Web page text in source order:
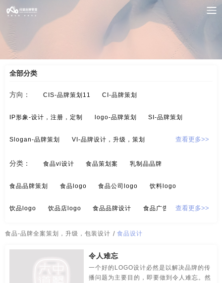
案例索引 /
全部分类
方向： CIS-品牌策划11 CI-品牌策划
IP形象-设计，注册，定制 logo-品牌策划 SI-品牌策划
Slogan-品牌策划 VI-品牌设计，升级，策划
酒/白酒/红酒-品牌策划 保健品-品牌策划
标示设计-酒店标示，商业标示，房地产标示 餐饮-品牌策划
茶-品牌定位，品牌升级，包装设计 超市-品牌策划
房地产-品牌设计 地铁-品牌策划
店铺-LOGO设计，品牌定位 定位-品牌策划 动漫-品牌策划
查看更多>>
分类： 食品vi设计 食品策划案 乳制品品牌
食品品牌策划 食品logo 食品公司logo 饮料logo
饮品logo 饮品店logo 食品品牌设计 食品广告策划
食品设计
查看更多>>
食品-品牌全案策划，升级，包装设计 / 食品设计
令人难忘
一个好的LOGO设计必然是以解决品牌的传
播问题为主要目的，即要做到令人难忘。然